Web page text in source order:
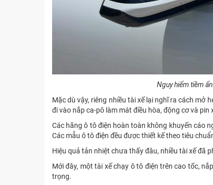
Nguy hiểm tiềm
Mặc dù vậy, riêng nhiều tài xế lại nghĩ ra cách mở
đi vào nắp ca-pô làm mát điều hòa, động cơ và pin
Các hãng ô tô điện hoàn toàn không khuyến cáo
Các mẫu ô tô điện đều được thiết kế theo tiêu
Hiệu quả tản nhiệt chưa thấy đâu, nhiều tài xế đã
Mới đây, một tài xế chạy ô tô điện trên cao tốc,
trọng.